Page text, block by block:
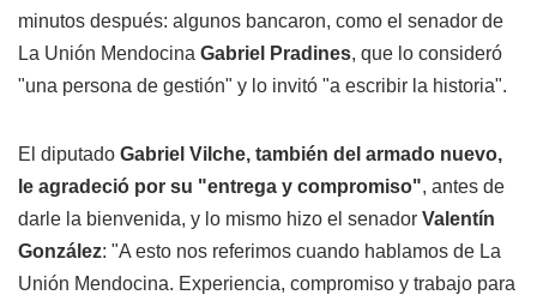
minutos después: algunos bancaron, como el senador de
La Unión Mendocina Gabriel Pradines, que lo consideró
"una persona de gestión" y lo invitó "a escribir la historia".
El diputado Gabriel Vilche, también del armado nuevo,
le agradeció por su "entrega y compromiso", antes de
darle la bienvenida, y lo mismo hizo el senador Valentín
González: "A esto nos referimos cuando hablamos de La
Unión Mendocina. Experiencia, compromiso y trabajo para